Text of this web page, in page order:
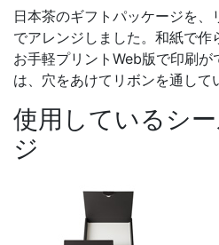
日本茶のギフトパッケージを、
でアレンジしました。和紙で作
お手軽プリントWeb版で印刷
は、穴をあけてリボンを通して
使用しているシ
ジ